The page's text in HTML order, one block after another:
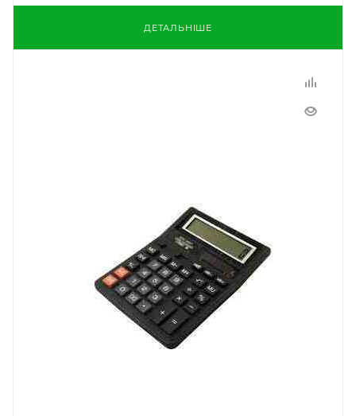
ДЕТАЛЬНІШЕ